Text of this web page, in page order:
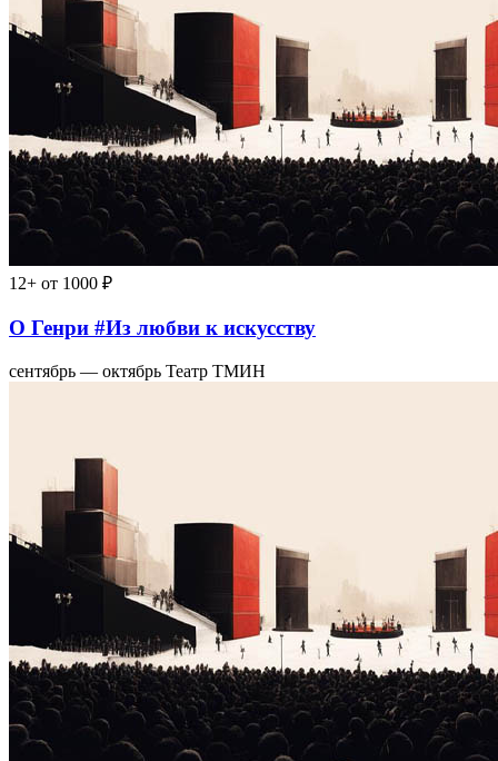
12+ от 1000 ₽
О Генри #Из любви к искусству
сентябрь — октябрь Театр ТМИН